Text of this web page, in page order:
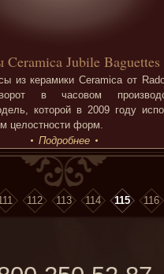
Jubile Baguettes
из керамики Ceramica от
в часовом
которой в 2009 году
целостности форм.
Подробнее
112 113 114 115 116